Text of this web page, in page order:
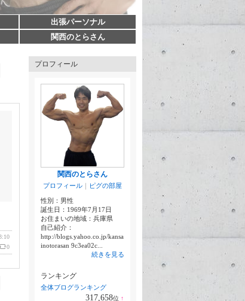
0
出張パーソナル
関西のとらさん
プロフィール
関西のとらさん
プロフィール ｜ ピグの部屋
性別： 男性
誕生日： 1969年7月17日
お住まいの地域： 兵庫県
自己紹介：
http://blogs.yahoo.co.jp/kansa
inotorasan 9c3ea02c...
続きを見る
ランキング
全体ブログランキング
317,658位 ↑